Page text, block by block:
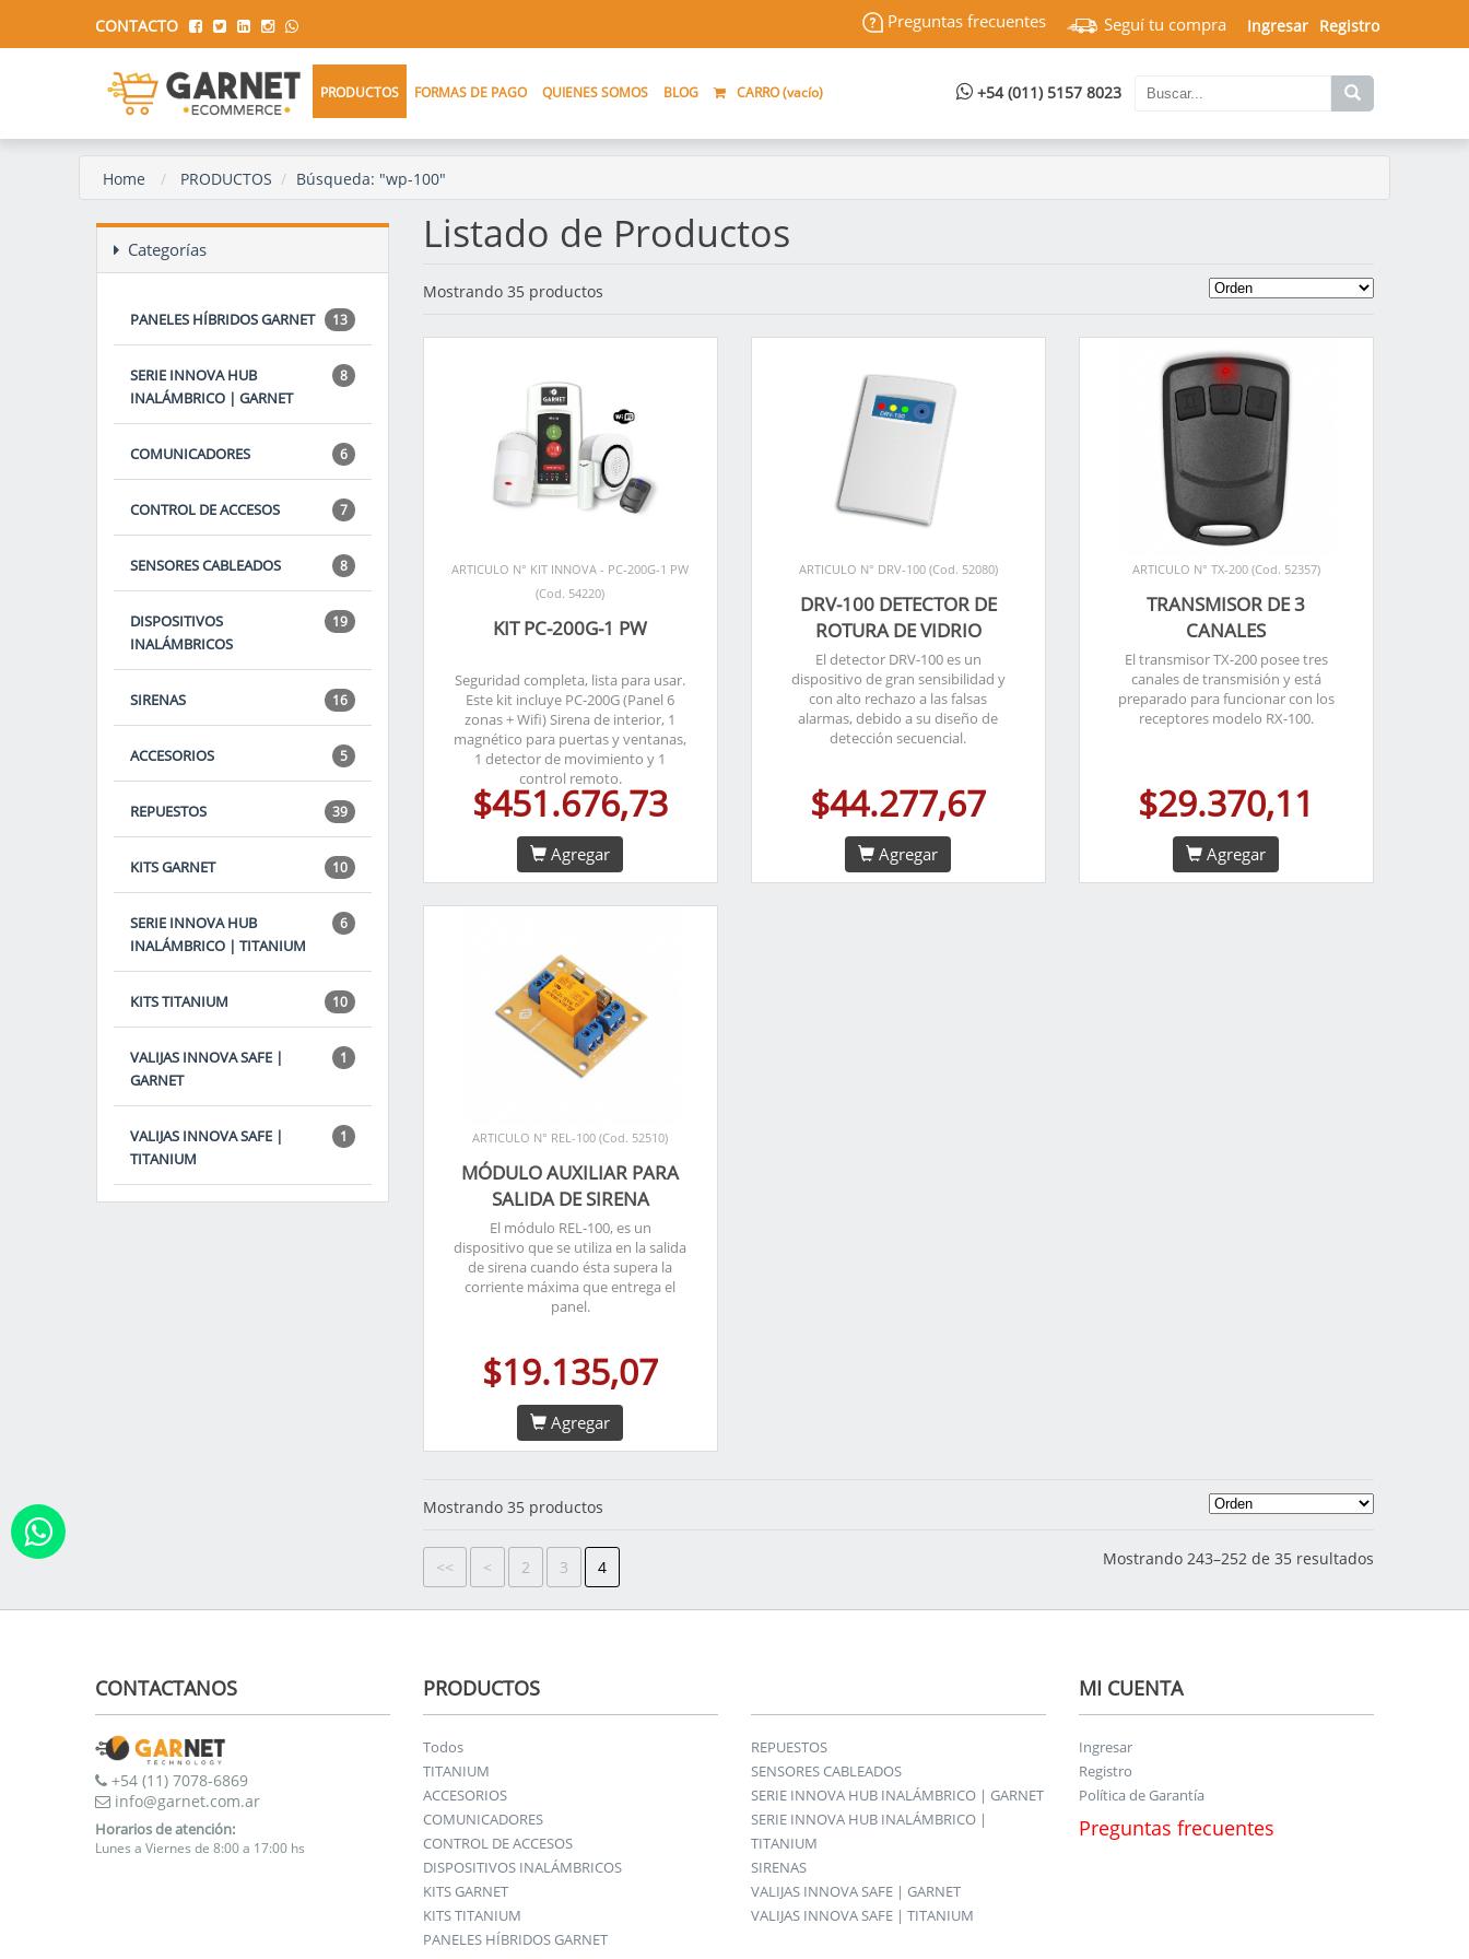
CONTACTO Ingresar Registro
Seguí tu compra
Preguntas frecuentes
+54 (011) 5157 8023
PRODUCTOS FORMAS DE PAGO QUIENES SOMOS BLOG CARRO (vacío)
Home PRODUCTOS Búsqueda: "wp-100"
Categorías
13
PANELES HÍBRIDOS GARNET
8
SERIE INNOVA HUB
INALÁMBRICO | GARNET
6
COMUNICADORES
7
CONTROL DE ACCESOS
8
SENSORES CABLEADOS
19
DISPOSITIVOS
INALÁMBRICOS
16
SIRENAS
5
ACCESORIOS
39
REPUESTOS
10
KITS GARNET
6
SERIE INNOVA HUB
INALÁMBRICO | TITANIUM
10
KITS TITANIUM
1
VALIJAS INNOVA SAFE |
GARNET
1
VALIJAS INNOVA SAFE |
TITANIUM
Listado de Productos
Mostrando 35 productos
ARTICULO N° KIT INNOVA - PC-200G-1 PW
(Cod. 54220)
KIT PC-200G-1 PW
Seguridad completa, lista para usar.
Este kit incluye PC-200G (Panel 6
zonas + Wifi) Sirena de interior, 1
magnético para puertas y ventanas,
1 detector de movimiento y 1
control remoto.
$451.676,73
Agregar
ARTICULO N° DRV-100 (Cod. 52080)
DRV-100 DETECTOR DE
ROTURA DE VIDRIO
El detector DRV-100 es un
dispositivo de gran sensibilidad y
con alto rechazo a las falsas
alarmas, debido a su diseño de
detección secuencial.
$44.277,67
Agregar
ARTICULO N° TX-200 (Cod. 52357)
TRANSMISOR DE 3
CANALES
El transmisor TX-200 posee tres
canales de transmisión y está
preparado para funcionar con los
receptores modelo RX-100.
$29.370,11
Agregar
ARTICULO N° REL-100 (Cod. 52510)
MÓDULO AUXILIAR PARA
SALIDA DE SIRENA
El módulo REL-100, es un
dispositivo que se utiliza en la salida
de sirena cuando ésta supera la
corriente máxima que entrega el
panel.
$19.135,07
Agregar
Mostrando 35 productos
<< < 2 3 4 Mostrando 243–252 de 35 resultados
CONTACTANOS
+54 (11) 7078-6869
info@garnet.com.ar
Horarios de atención:
Lunes a Viernes de 8:00 a 17:00 hs
PRODUCTOS
Todos
TITANIUM
ACCESORIOS
COMUNICADORES
CONTROL DE ACCESOS
DISPOSITIVOS INALÁMBRICOS
KITS GARNET
KITS TITANIUM
PANELES HÍBRIDOS GARNET
REPUESTOS
SENSORES CABLEADOS
SERIE INNOVA HUB INALÁMBRICO | GARNET
SERIE INNOVA HUB INALÁMBRICO |
TITANIUM
SIRENAS
VALIJAS INNOVA SAFE | GARNET
VALIJAS INNOVA SAFE | TITANIUM
MI CUENTA
Ingresar
Registro
Política de Garantía
Preguntas frecuentes